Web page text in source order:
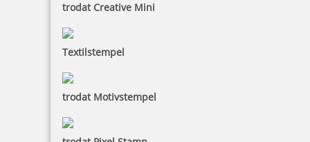
trodat Creative Mini
Textilstempel
trodat Motivstempel